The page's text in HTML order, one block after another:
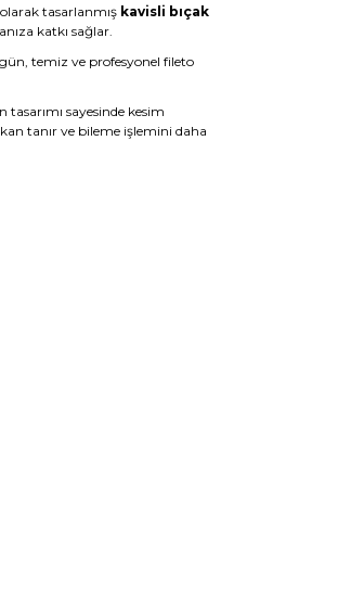
tasarlanmış kavisli bıçak
katkı sağlar.
temiz ve profesyonel fileto
sayesinde kesim
tanır ve bileme işlemini daha